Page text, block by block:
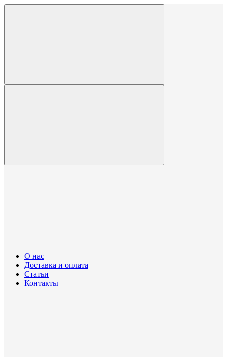
О нас
Доставка и оплата
Статьи
Контакты